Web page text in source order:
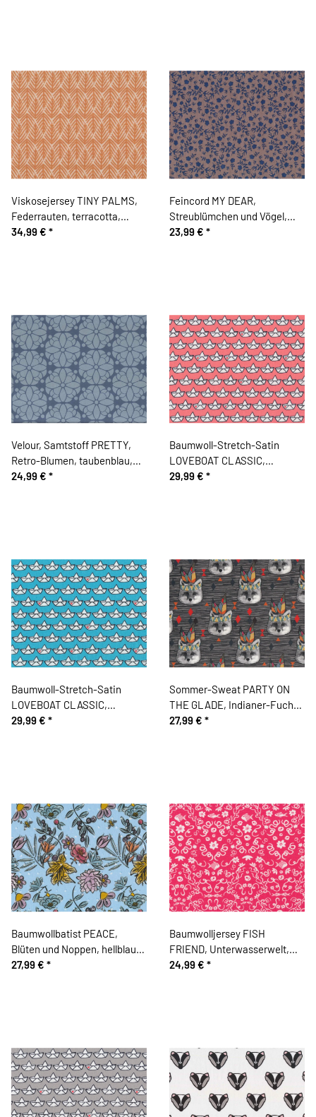
Viskosejersey TINY PALMS,
Federrauten, terracotta,
Cherry Picking
34,99 € *
Feincord MY DEAR,
Streublümchen und Vögel,
schlammbraun-gedecktes
23,99 € *
Velour, Samtstoff PRETTY,
Retro-Blumen, taubenblau,
Cherry Picking
24,99 € *
Baumwoll-Stretch-Satin
LOVEBOAT CLASSIC,
Papierboote mit Herz,
29,99 € *
Baumwoll-Stretch-Satin
LOVEBOAT CLASSIC,
Papierboote mit Herz, türkis-
29,99 € *
Sommer-Sweat PARTY ON
THE GLADE, Indianer-Fuchs,
anthrazit-rot
27,99 € *
Baumwollbatist PEACE,
Blüten und Noppen, hellblau,
Cherry Picking
27,99 € *
Baumwolljersey FISH
FRIEND, Unterwasserwelt,
lachsrot
24,99 € *